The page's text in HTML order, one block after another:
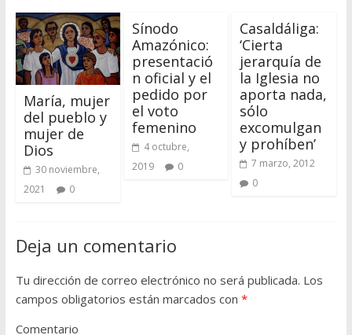
María, mujer
del pueblo y
mujer de
Dios
30 noviembre,
2021
0
Sínodo
Amazónico:
presentació
n oficial y el
pedido por
el voto
femenino
4 octubre,
2019
0
Casaldáliga:
‘Cierta
jerarquía de
la Iglesia no
aporta nada,
sólo
excomulgan
y prohíben’
7 marzo, 2012
0
Deja un comentario
Tu dirección de correo electrónico no será publicada. Los
campos obligatorios están marcados con *
Comentario